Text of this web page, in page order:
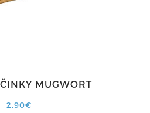
MUGWORT
2,90€